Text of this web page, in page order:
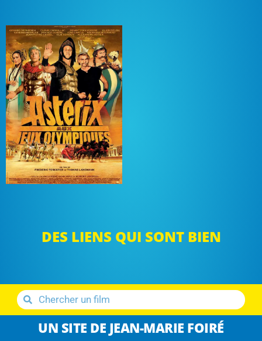
DES LIENS QUI SONT BIEN
UN SITE DE JEAN-MARIE FOIRÉ